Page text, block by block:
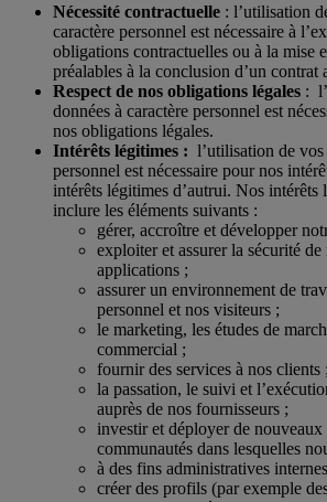
Nécessité contractuelle : l’utilisation
caractère personnel est nécessaire à
obligations contractuelles ou à la mise
préalables à la conclusion d’un contrat
Respect de nos obligations légales :
données à caractère personnel est
nos obligations légales.
Intérêts légitimes : l’utilisation de vos
personnel est nécessaire pour nos
intérêts légitimes d’autrui. Nos intérêts
inclure les éléments suivants :
gérer, accroître et développer
exploiter et assurer la sécurité de
applications ;
assurer un environnement de
personnel et nos visiteurs ;
le marketing, les études de
commercial ;
fournir des services à nos clients ;
la passation, le suivi et
auprès de nos fournisseurs ;
investir et déployer de
communautés dans lesquelles
à des fins administratives
créer des profils (par exemple